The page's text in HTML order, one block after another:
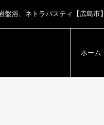
浴、ネトラバスティ【広島市】
ホーム